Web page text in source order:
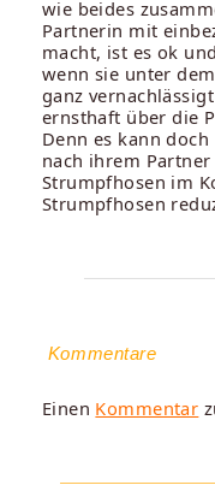
wie beides
Partnerin mit
macht, ist es ok
wenn sie unter
ganz
ernsthaft über die
Denn es kann
nach ihrem
Strumpfhosen im
Strumpfhosen
Kommentare
Einen Kommentar